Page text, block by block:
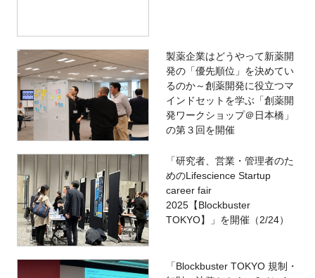
製薬企業はどうやって新薬開
発の「優先順位」を決めてい
るのか～創薬開発に役立つマ
インドセットを学ぶ「創薬開
発ワークショップ＠日本橋」
の第３回を開催
「研究者、営業・管理者のた
めのLifescience Startup
career fair
2025【Blockbuster
TOKYO】」を開催（2/24）
「Blockbuster TOKYO 規制・